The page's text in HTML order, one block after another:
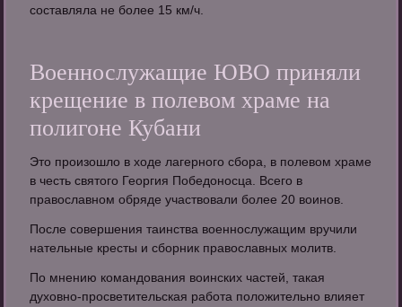
составляла не более 15 км/ч.
Военнослужащие ЮВО приняли
крещение в полевом храме на
полигоне Кубани
Это произошло в ходе лагерного сбора, в полевом храме
в честь святого Георгия Победоносца. Всего в
православном обряде участвовали более 20 воинов.
После совершения таинства военнослужащим вручили
нательные кресты и сборник православных молитв.
По мнению командования воинских частей, такая
духовно-просветительская работа положительно влияет